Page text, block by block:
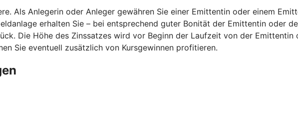
Als Anlegerin oder Anleger gewähren Sie einer Emittentin oder einem
erhalten Sie – bei entsprechend guter Bonität der Emittentin oder
Die Höhe des Zinssatzes wird vor Beginn der Laufzeit von der
Sie eventuell zusätzlich von Kursgewinnen profitieren.